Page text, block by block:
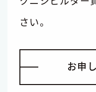
さい。
お申